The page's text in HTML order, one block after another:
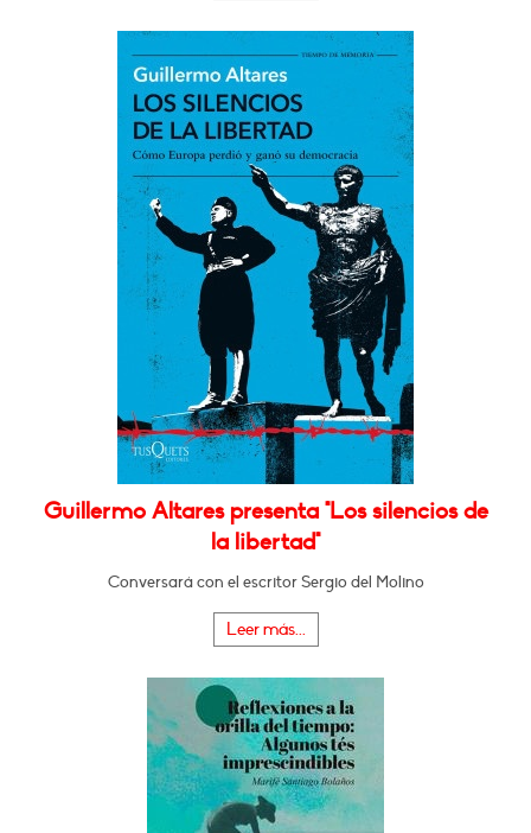
Guillermo Altares presenta "Los silencios de
la libertad"
Conversará con el escritor Sergio del Molino
Leer más...